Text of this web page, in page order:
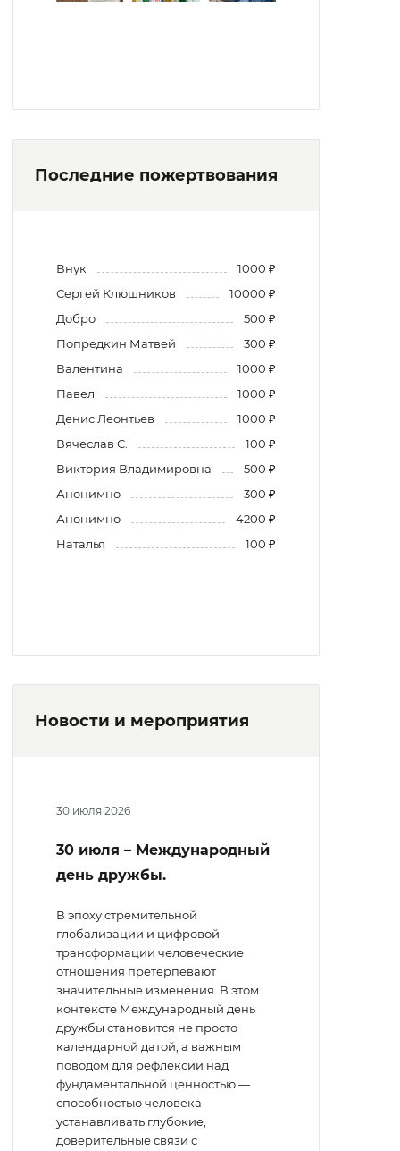
Последние пожертвования
Внук
1000 ₽
Сергей Клюшников
10000 ₽
Добро
500 ₽
Попредкин Матвей
300 ₽
Валентина
1000 ₽
Павел
1000 ₽
Денис Леонтьев
1000 ₽
Вячеслав С.
100 ₽
Виктория Владимировна
500 ₽
Анонимно
300 ₽
Анонимно
4200 ₽
Наталья
100 ₽
Новости и мероприятия
30 июля 2026
30 июля – Международный
день дружбы.
В эпоху стремительной
глобализации и цифровой
трансформации человеческие
отношения претерпевают
значительные изменения. В этом
контексте Международный день
дружбы становится не просто
календарной датой, а важным
поводом для рефлексии над
фундаментальной ценностью —
способностью человека
устанавливать глубокие,
доверительные связи с